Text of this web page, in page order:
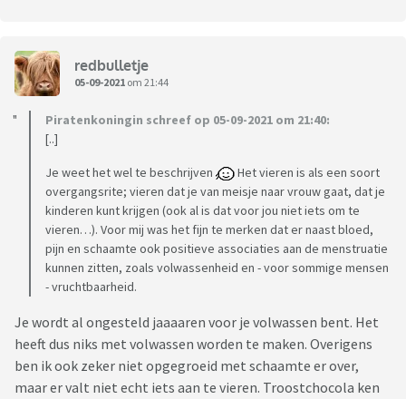
redbulletje
05-09-2021 om 21:44
Piratenkoningin schreef op 05-09-2021 om 21:40:
[..]
Je weet het wel te beschrijven
Het vieren is als een soort
overgangsrite; vieren dat je van meisje naar vrouw gaat, dat je
kinderen kunt krijgen (ook al is dat voor jou niet iets om te
vieren…). Voor mij was het fijn te merken dat er naast bloed,
pijn en schaamte ook positieve associaties aan de menstruatie
kunnen zitten, zoals volwassenheid en - voor sommige mensen
- vruchtbaarheid.
Je wordt al ongesteld jaaaaren voor je volwassen bent. Het
heeft dus niks met volwassen worden te maken. Overigens
ben ik ook zeker niet opgegroeid met schaamte er over,
maar er valt niet echt iets aan te vieren. Troostchocola ken